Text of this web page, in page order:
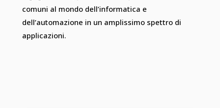
comuni al mondo dell’informatica e
dell’automazione in un amplissimo spettro di
applicazioni.